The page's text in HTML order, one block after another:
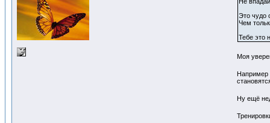
Это чудо
Чем
Тебе это
Моя
Например
Ну ещё